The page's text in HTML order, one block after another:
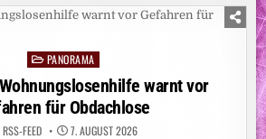
IN
SACHEN
DIE
ANTWORT
PostedPANORAMA
warnt vor
für Obdachlose
RSS-FEED 7. AUGUST 2026